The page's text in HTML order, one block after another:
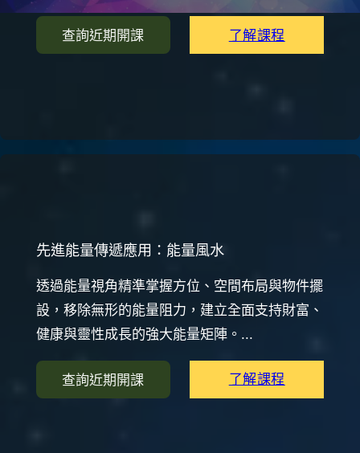
查詢近期開課 了解課程
先進能量傳遞應用：能量風水
透過能量視角精準掌握方位、空間布局與物件擺
設，移除無形的能量阻力，建立全面支持財富、
健康與靈性成長的強大能量矩陣。...
查詢近期開課 了解課程